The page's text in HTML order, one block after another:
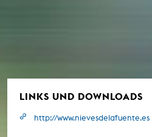
LINKS UND DOWNLOADS
http://www.nievesdelafuente.es